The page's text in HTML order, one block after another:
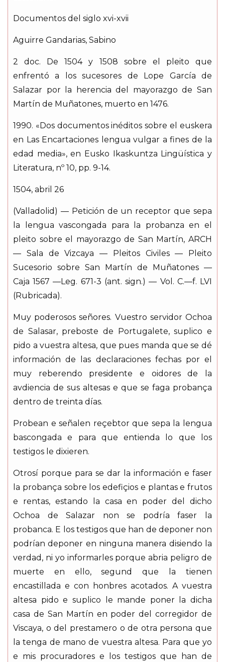
Documentos del siglo xvi-xvii
Aguirre Gandarias, Sabino
2 doc. De 1504 y 1508 sobre el pleito que
enfrentó a los sucesores de Lope García de
Salazar por la herencia del mayorazgo de San
Martín de Muñatones, muerto en 1476.
1990. «Dos documentos inéditos sobre el euskera
en Las Encartaciones lengua vulgar a fines de la
edad media», en Eusko Ikaskuntza Lingüística y
Literatura, nº 10, pp. 9-14.
1504, abril 26
(Valladolid) — Petición de un receptor que sepa
la lengua vascongada para la probanza en el
pleito sobre el mayorazgo de San Martín, ARCH
— Sala de Vizcaya — Pleitos Civiles — Pleito
Sucesorio sobre San Martín de Muñatones —
Caja 1567 —Leg. 671-3 (ant. sign.) — Vol. C.—f. LVI
(Rubricada).
Muy poderosos señores. Vuestro servidor Ochoa
de Salasar, preboste de Portugalete, suplico e
pido a vuestra altesa, que pues manda que se dé
información de las declaraciones fechas por el
muy reberendo presidente e oidores de la
avdiencia de sus altesas e que se faga probança
dentro de treinta días.
Probean e señalen reçebtor que sepa la lengua
bascongada e para que entienda lo que los
testigos le dixieren.
Otrosí porque para se dar la información e faser
la probança sobre los edefiçios e plantas e frutos
e rentas, estando la casa en poder del dicho
Ochoa de Salazar non se podría faser la
probanca. E los testigos que han de deponer non
podrían deponer en ninguna manera disiendo la
verdad, ni yo informarles porque abria peligro de
muerte en ello, segund que la tienen
encastillada e con honbres acotados. A vuestra
altesa pido e suplico le mande poner la dicha
casa de San Martín en poder del corregidor de
Viscaya, o del prestamero o de otra persona que
la tenga de mano de vuestra altesa. Para que yo
e mis procuradores e los testigos que han de